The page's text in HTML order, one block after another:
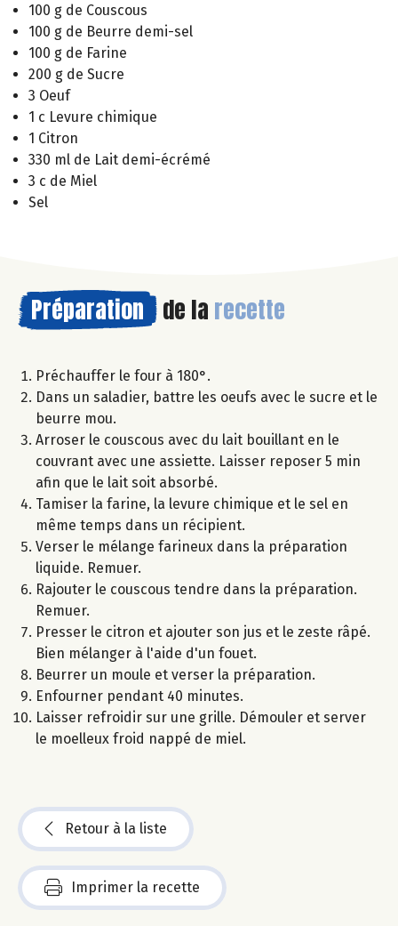
100 g de Couscous
100 g de Beurre demi-sel
100 g de Farine
200 g de Sucre
3 Oeuf
1 c Levure chimique
1 Citron
330 ml de Lait demi-écrémé
3 c de Miel
Sel
Préparation de la recette
Préchauffer le four à 180°.
Dans un saladier, battre les oeufs avec le sucre et le
beurre mou.
Arroser le couscous avec du lait bouillant en le
couvrant avec une assiette. Laisser reposer 5 min
afin que le lait soit absorbé.
Tamiser la farine, la levure chimique et le sel en
même temps dans un récipient.
Verser le mélange farineux dans la préparation
liquide. Remuer.
Rajouter le couscous tendre dans la préparation.
Remuer.
Presser le citron et ajouter son jus et le zeste râpé.
Bien mélanger à l'aide d'un fouet.
Beurrer un moule et verser la préparation.
Enfourner pendant 40 minutes.
Laisser refroidir sur une grille. Démouler et server
le moelleux froid nappé de miel.
Retour à la liste
Imprimer la recette